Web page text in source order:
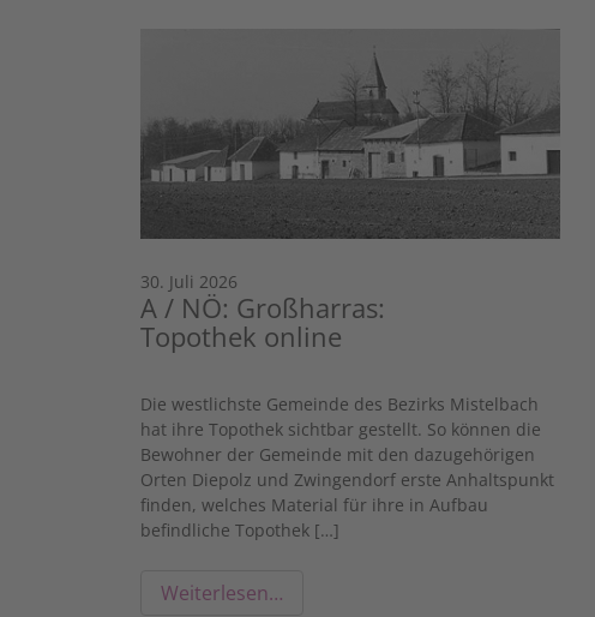
30. Juli 2026
A / NÖ: Großharras:
Topothek online
Die westlichste Gemeinde des Bezirks Mistelbach
hat ihre Topothek sichtbar gestellt. So können die
Bewohner der Gemeinde mit den dazugehörigen
Orten Diepolz und Zwingendorf erste Anhaltspunkt
finden, welches Material für ihre in Aufbau
befindliche Topothek […]
Weiterlesen…